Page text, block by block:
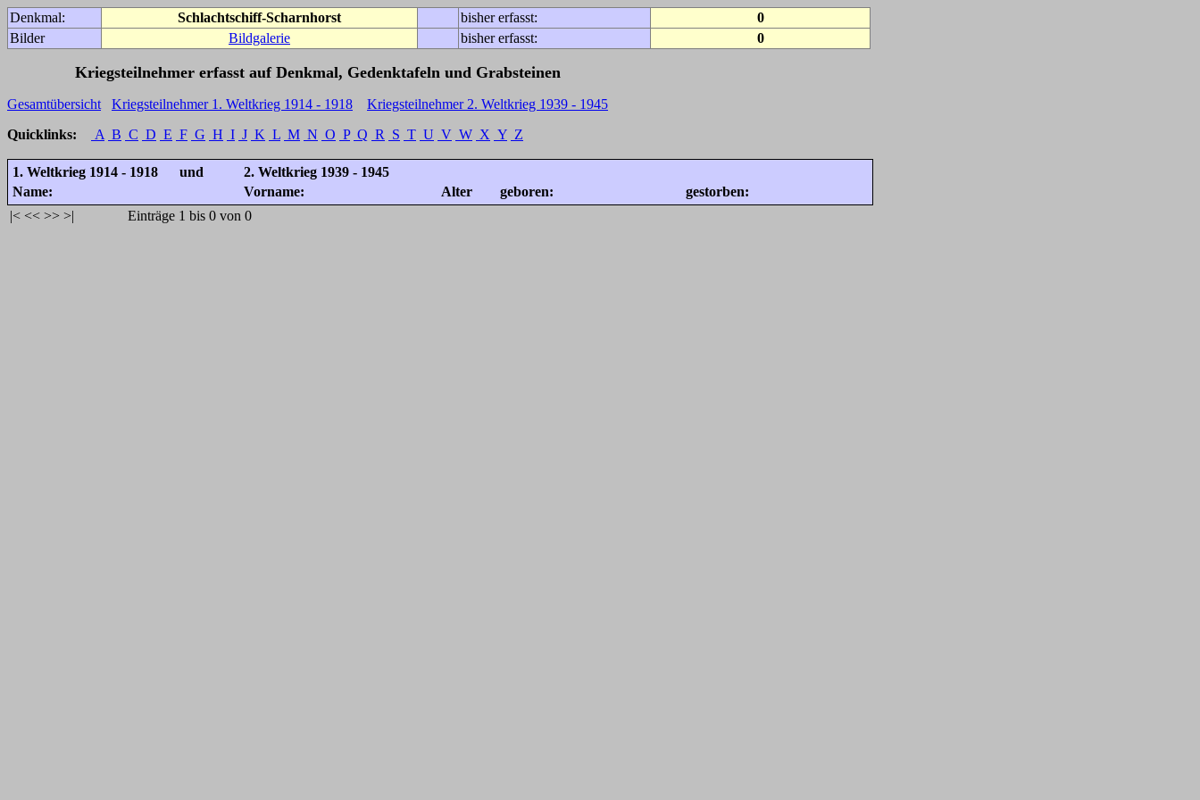
Denkmal: Schlachtschiff-Scharnhorst bisher erfasst:
0
Bilder
Bildgalerie bisher erfasst: 0
Kriegsteilnehmer erfasst auf Denkmal, Gedenktafeln und Grabsteinen
Gesamtübersicht Kriegsteilnehmer 1. Weltkrieg 1914 - 1918
Kriegsteilnehmer 2. Weltkrieg 1939 - 1945
Quicklinks:
A B C D E F G H I J K L M N O P Q R S T U V W X Y Z
1. Weltkrieg 1914 - 1918 und
2. Weltkrieg 1939 - 1945
Name:
Vorname: Alter geboren:
gestorben:
|< << >> >| Einträge 1 bis 0 von 0